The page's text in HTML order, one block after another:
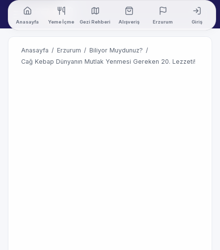
Anasayfa Yeme İçme Gezi Rehberi Alışveriş Erzurum Giriş
Anasayfa / Erzurum / Biliyor Muydunuz? /
Cağ Kebap Dünyanın Mutlak Yenmesi Gereken 20. Lezzeti!